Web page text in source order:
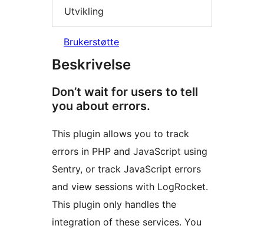
Utvikling
Brukerstøtte
Beskrivelse
Don’t wait for users to tell
you about errors.
This plugin allows you to track
errors in PHP and JavaScript using
Sentry, or track JavaScript errors
and view sessions with LogRocket.
This plugin only handles the
integration of these services. You